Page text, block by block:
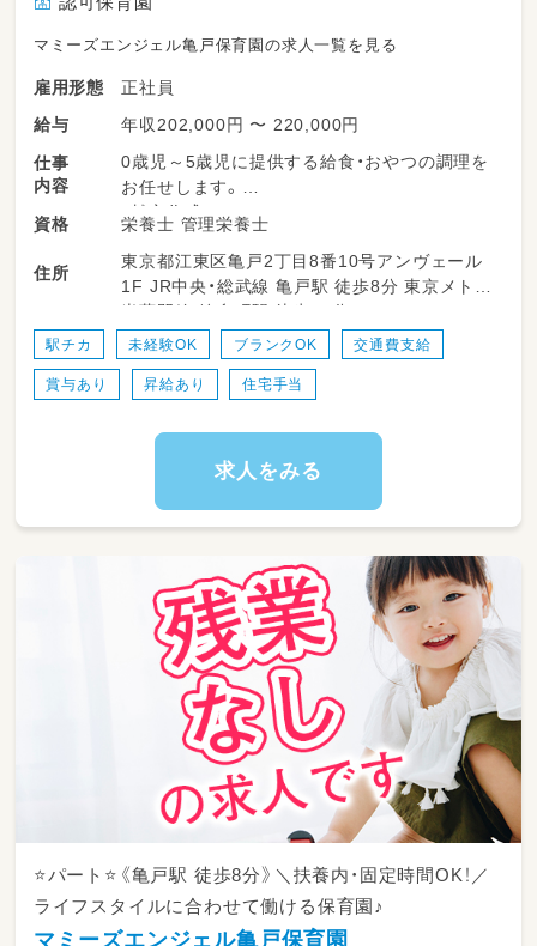
マミーズエンジェル亀戸保育園の求人一覧を見る
雇用形態
正社員
給与
年収202,000円 〜 220,000円
仕事
内容
0歳児～5歳児に提供する給食・おやつの調理を
お任せします。
・献立作成
・給食・おやつの調理
・盛付け・片づけ
・食育活動
資格 栄養士 管理栄養士
住所
東京都江東区亀戸2丁目8番10号アンヴェール
1F JR中央・総武線 亀戸駅 徒歩8分 東京メトロ
半蔵門線 錦糸町駅 徒歩10分
駅チカ 未経験OK ブランクOK 交通費支給
賞与あり 昇給あり 住宅手当
求人をみる
⭐パート⭐《亀戸駅 徒歩8分》＼扶養内・固定時間OK！／
ライフスタイルに合わせて働ける保育園♪
マミーズエンジェル亀戸保育園